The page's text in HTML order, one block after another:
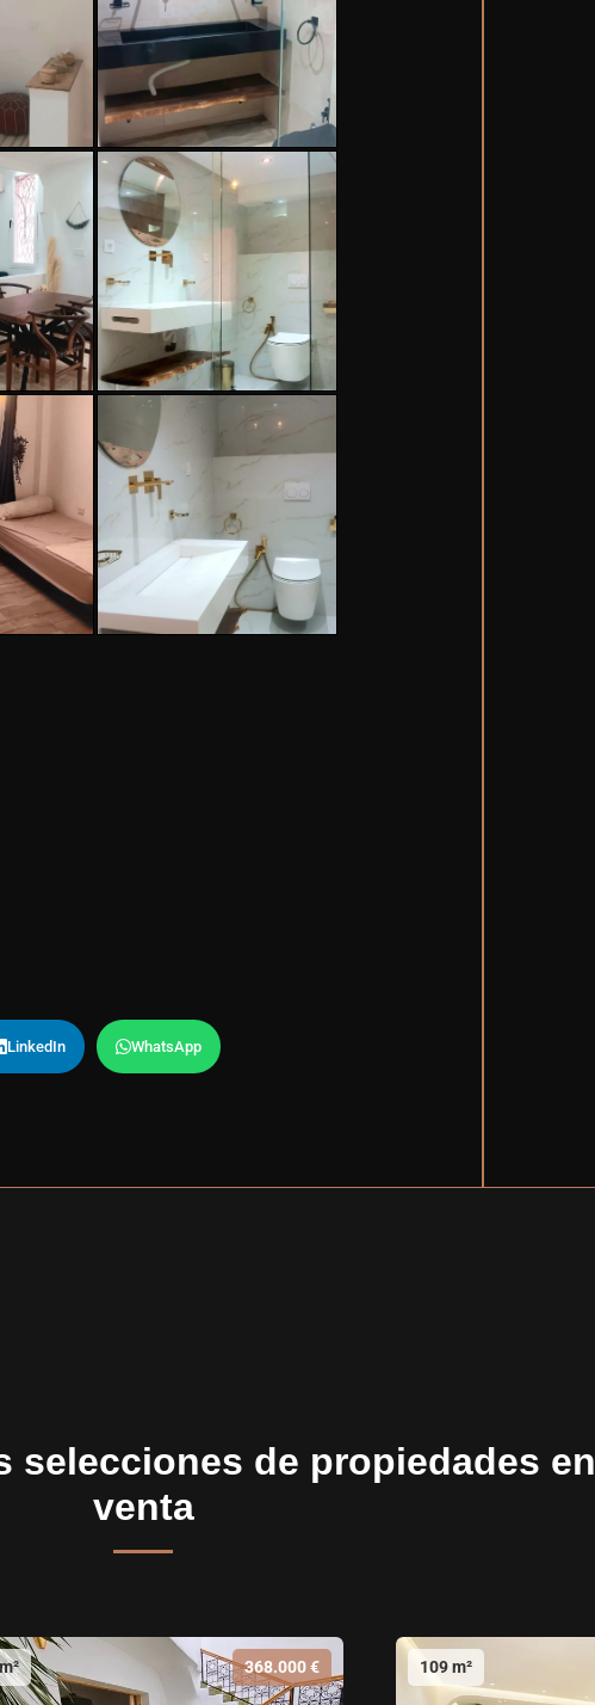
LinkedIn WhatsApp
selecciones de propiedades en
venta
368.000 € 109 m²